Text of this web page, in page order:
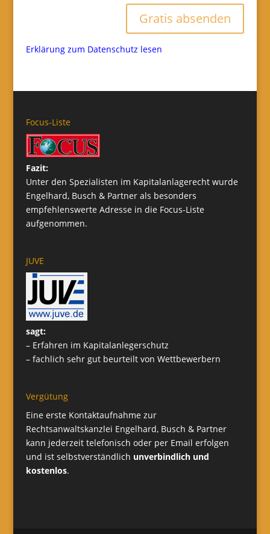
Gratis absenden
Erklärung zum Datenschutz lesen
Focus-Liste
Fazit:
Unter den Spezialisten im Kapitalanlagerecht wurde
Engelhard, Busch & Partner als besonders
empfehlenswerte Adresse in die Focus-Liste
aufgenommen.
JUVE
sagt:
– Erfahren im Kapitalanlegerschutz
– fachlich sehr gut beurteilt von Wettbewerbern
Vergütung
Eine erste Kontaktaufnahme zur
Rechtsanwaltskanzlei Engelhard, Busch & Partner
kann jederzeit telefonisch oder per Email erfolgen
und ist selbstverständlich unverbindlich und
kostenlos.